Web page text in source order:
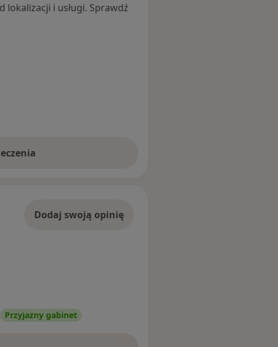
lokalizacji i usługi. Sprawdź
Dodaj swoją opinię
Przyjazny gabinet